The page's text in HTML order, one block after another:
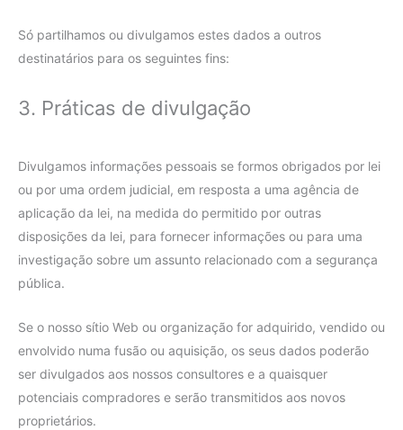
Só partilhamos ou divulgamos estes dados a outros
destinatários para os seguintes fins:
3. Práticas de divulgação
Divulgamos informações pessoais se formos obrigados por lei
ou por uma ordem judicial, em resposta a uma agência de
aplicação da lei, na medida do permitido por outras
disposições da lei, para fornecer informações ou para uma
investigação sobre um assunto relacionado com a segurança
pública.
Se o nosso sítio Web ou organização for adquirido, vendido ou
envolvido numa fusão ou aquisição, os seus dados poderão
ser divulgados aos nossos consultores e a quaisquer
potenciais compradores e serão transmitidos aos novos
proprietários.